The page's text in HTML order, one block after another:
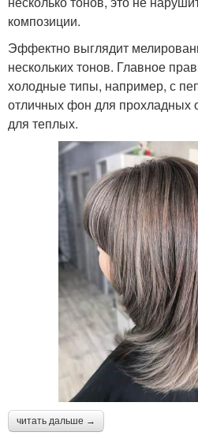
композиции.
Эффектно выглядит
нескольких тонов. Главное
холодные типы, например, с
отличных фон для прохладных
для теплых.
читать дальше →